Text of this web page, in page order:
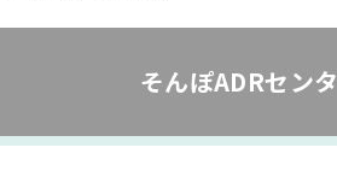
そんぽADRセン